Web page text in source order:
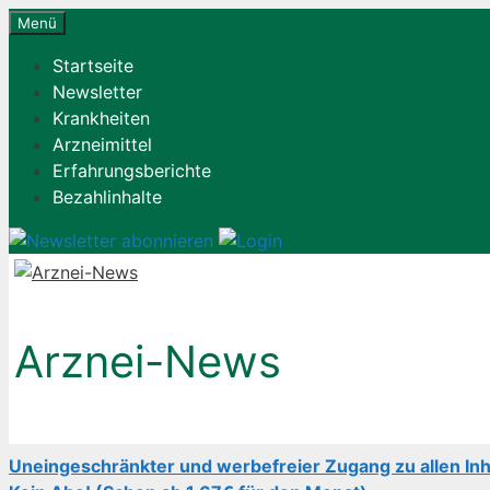
Zum
springen
Menü
Startseite
Newsletter
Krankheiten
Arzneimittel
Erfahrungsberichte
Bezahlinhalte
Arznei-News
Uneingeschränkter und werbefreier Zugang zu allen